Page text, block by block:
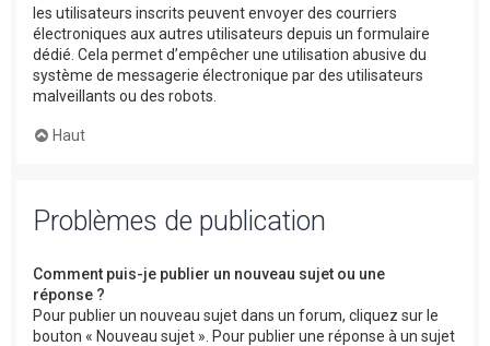
les utilisateurs inscrits peuvent envoyer des courriers
électroniques aux autres utilisateurs depuis un formulaire
dédié. Cela permet d’empêcher une utilisation abusive du
système de messagerie électronique par des utilisateurs
malveillants ou des robots.
Haut
Problèmes de publication
Comment puis-je publier un nouveau sujet ou une
réponse ?
Pour publier un nouveau sujet dans un forum, cliquez sur le
bouton « Nouveau sujet ». Pour publier une réponse à un sujet